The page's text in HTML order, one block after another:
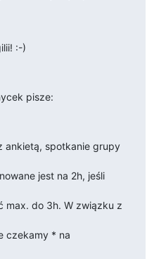
:-)
pisze:
ankietą, spotkanie grupy
jest na 2h, jeśli
max. do 3h. W związku z
czekamy * na